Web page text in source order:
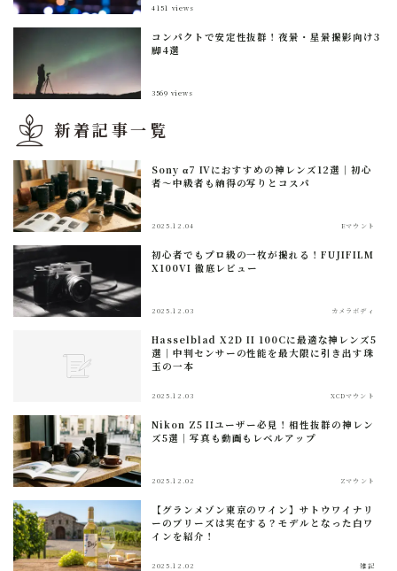
4151 views
コンパクトで安定性抜群！夜景・星景撮影向け3
脚4選
3569 views
新着記事一覧
Sony α7 IVにおすすめの神レンズ12選｜初心
者〜中級者も納得の写りとコスパ
2025.12.04 Eマウント
初心者でもプロ級の一枚が撮れる！FUJIFILM
X100VI 徹底レビュー
2025.12.03 カメラボディ
Hasselblad X2D II 100Cに最適な神レンズ5
選｜中判センサーの性能を最大限に引き出す珠
玉の一本
2025.12.03 XCDマウント
Nikon Z5 IIユーザー必見！相性抜群の神レン
ズ5選｜写真も動画もレベルアップ
2025.12.02 Zマウント
【グランメゾン東京のワイン】サトウワイナリ
ーのブリーズは実在する？モデルとなった白ワ
インを紹介！
2025.12.02 雑記